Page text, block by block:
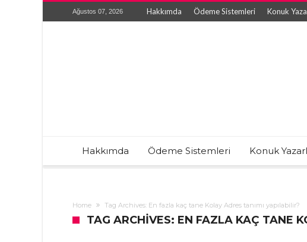
Ağustos 07, 2026 Hakkımda Ödeme Sistemleri Konuk
Hakkımda Ödeme Sistemleri Konuk
Home Tag Archives: En fazla kaç tane Kolay Adres tanımı yapılabilir?
TAG ARCHIVES: EN FAZLA KAÇ TANE